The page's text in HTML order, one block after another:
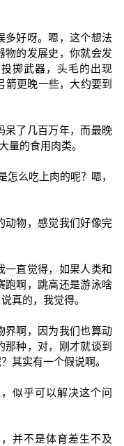
多好呀。嗯，这个想法
物的发展史，你就会发
掷武器，头毛的出现
箭更晚一些，大约要到
呆了几百万年，而最晚
量的食用肉类。
么吃上肉的呢？嗯，
动物，感觉我们好像完
一直觉得，如果人类和
跑啊，跳高还是游泳啥
真的，我觉得。
界啊，因为我们也算动
种，对，刚才就谈到
其实有一个假说啊。
似乎可以解决这个问
并不是体育差生不及